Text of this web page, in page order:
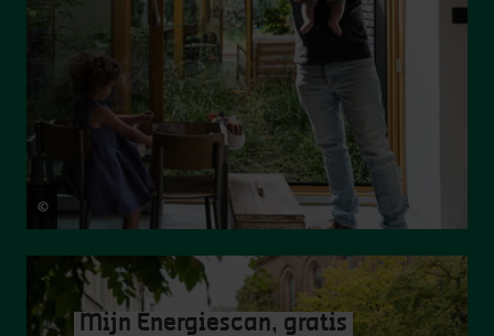
©
Mijn Energiescan, gratis